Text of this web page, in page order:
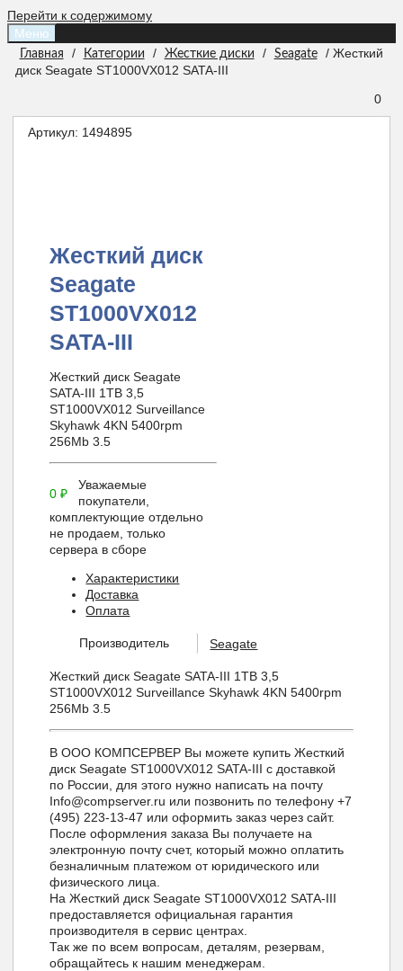
Перейти к содержимому
Меню
Главная / Категории / Жесткие диски / Seagate
/ Жесткий
диск Seagate ST1000VX012 SATA-III
0
Артикул: 1494895
Жесткий диск
Seagate
ST1000VX012
SATA-III
Жесткий диск Seagate
SATA-III 1TB 3,5
ST1000VX012 Surveillance
Skyhawk 4KN 5400rpm
256Mb 3.5
0₽
Уважаемые
покупатели,
комплектующие отдельно
не продаем, только
сервера в сборе
Характеристики
Доставка
Оплата
Производитель Seagate
Жесткий диск Seagate SATA-III 1TB 3,5
ST1000VX012 Surveillance Skyhawk 4KN 5400rpm
256Mb 3.5
В ООО КОМПСЕРВЕР Вы можете купить Жесткий
диск Seagate ST1000VX012 SATA-III с доставкой
по России, для этого нужно написать на почту
Info@compserver.ru или позвонить по телефону +7
(495) 223-13-47 или оформить заказ через сайт.
После оформления заказа Вы получаете на
электронную почту счет, который можно оплатить
безналичным платежом от юридического или
физического лица.
На Жесткий диск Seagate ST1000VX012 SATA-III
предоставляется официальная гарантия
производителя в сервис центрах.
Так же по всем вопросам, деталям, резервам,
обращайтесь к нашим менеджерам.